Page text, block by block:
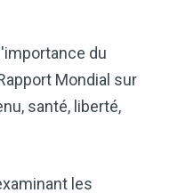
du
Mondial sur
santé, liberté,
les